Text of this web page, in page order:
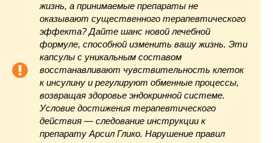
жизнь, а принимаемые препараты не
оказывают существенного терапевтического
эффекта? Дайте шанс новой лечебной
формуле, способной изменить вашу жизнь. Эти
капсулы с уникальным составом
восстанавливают чувствительность клеток
к инсулину и регулируют обменные процессы,
возвращая здоровье эндокринной системе.
Условие достижения терапевтического
действия — следование инструкции к
препарату Арсил Глико. Нарушение правил